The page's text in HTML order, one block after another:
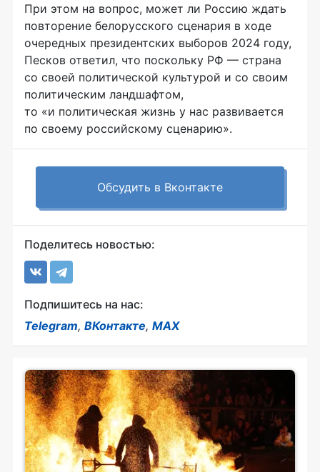
При этом на вопрос, может ли Россию ждать
повторение белорусского сценария в ходе
очередных президентских выборов 2024 году,
Песков ответил, что поскольку РФ — страна
со своей политической культурой и со своим
политическим ландшафтом,
то «и политическая жизнь у нас развивается
по своему российскому сценарию».
Обсудить в Вконтакте
Поделитесь новостью:
Подпишитесь на нас:
Telegram, ВКонтакте, MAX